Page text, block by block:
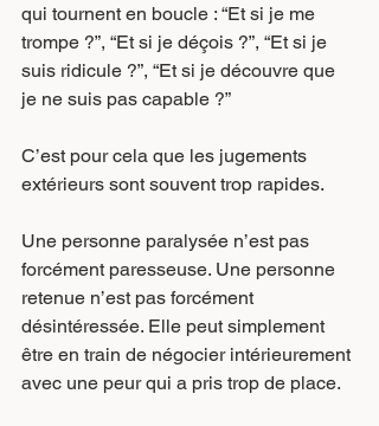
qui tournent en boucle : “Et si je me
trompe ?”, “Et si je déçois ?”, “Et si je
suis ridicule ?”, “Et si je découvre que
je ne suis pas capable ?”
C’est pour cela que les jugements
extérieurs sont souvent trop rapides.
Une personne paralysée n’est pas
forcément paresseuse. Une personne
retenue n’est pas forcément
désintéressée. Elle peut simplement
être en train de négocier intérieurement
avec une peur qui a pris trop de place.